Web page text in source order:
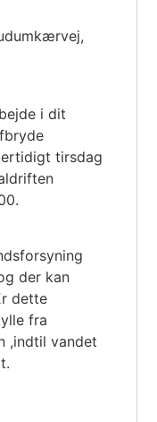
i dit
tirsdag
der kan
dette
fra
,indtil vandet